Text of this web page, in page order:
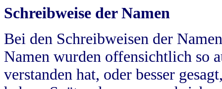
Schreibweise der Namen
Bei den Schreibweisen der
Namen wurden offensichtlich so
verstanden hat, oder besser